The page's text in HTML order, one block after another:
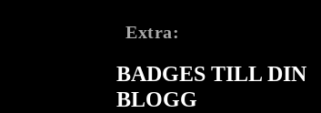
Extra:
BADGES TILL DIN
BLOGG